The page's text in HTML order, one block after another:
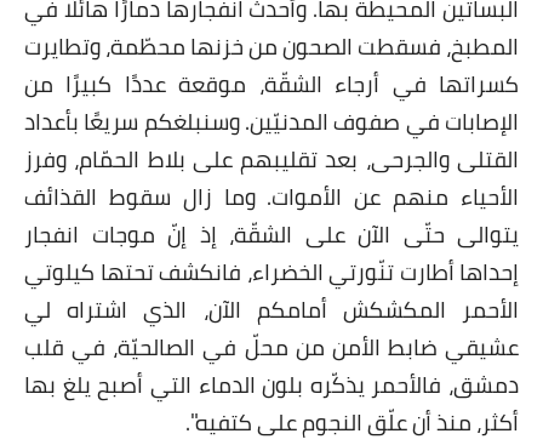
البساتين المحيطة بها. وأحدث انفجارها دمارًا هائلًا في
المطبخ، فسقطت الصحون من خزنها محطّمة، وتطايرت
كسراتها في أرجاء الشقّة، موقعة عددًا كبيرًا من
الإصابات في صفوف المدنيّين. وسنبلغكم سريعًا بأعداد
القتلى والجرحى، بعد تقليبهم على بلاط الحمّام، وفرز
الأحياء منهم عن الأموات. وما زال سقوط القذائف
يتوالى حتّى الآن على الشقّة، إذ إنّ موجات انفجار
إحداها أطارت تنّورتي الخضراء، فانكشف تحتها كيلوتي
الأحمر المكشكش أمامكم الآن، الذي اشتراه لي
عشيقي ضابط الأمن من محلّ في الصالحيّة، في قلب
دمشق، فالأحمر يذكّره بلون الدماء التي أصبح يلغ بها
أكثر، منذ أن علّق النجوم على كتفيه".